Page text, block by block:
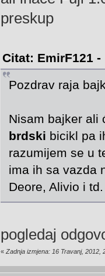
preskup
Citat: EmirF121 -
Pozdrav raja
Nisam bajker ali
brdski bicikl pa
razumijem se u
ima ih sa vazda
Deore, Alivio i
pogledaj
« Zadnja izmjena: 16 Travanj, 2012,